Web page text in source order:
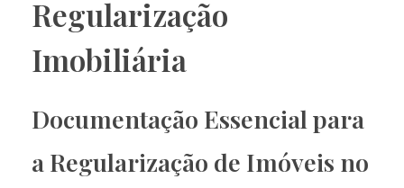
Regularização
Imobiliária
Documentação Essencial para
a Regularização de Imóveis no